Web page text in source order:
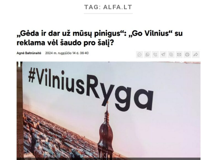
TAG:ALFA.LT